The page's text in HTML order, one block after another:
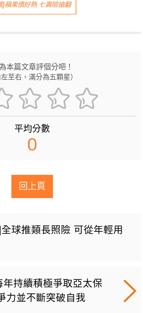
]蘋果債好熱 七壽險搶翻
本篇文章評個分吧！
左至右，滿分為五顆星）
平均分數
0
回上頁
球推類長照險 可從年輕用
持續積極爭取亞太保
力並不斷突破自我